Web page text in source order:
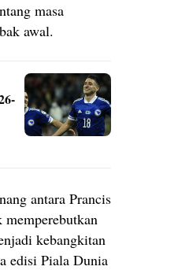
masa
awal.
antara Prancis
kebangkitan
edisi Piala Dunia